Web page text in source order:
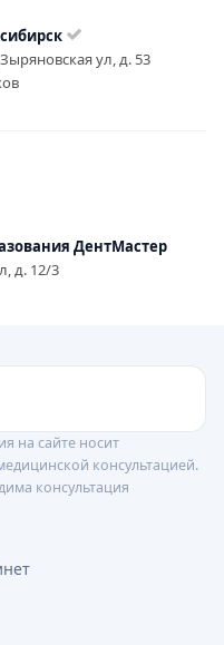
ул, д. 53
ДентМастер
д. 12/3
на сайте носит
консультацией.
консультация